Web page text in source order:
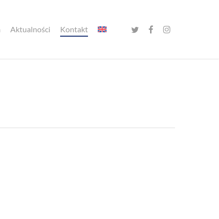
Aktualności Kontakt twitterfacebookinstagram